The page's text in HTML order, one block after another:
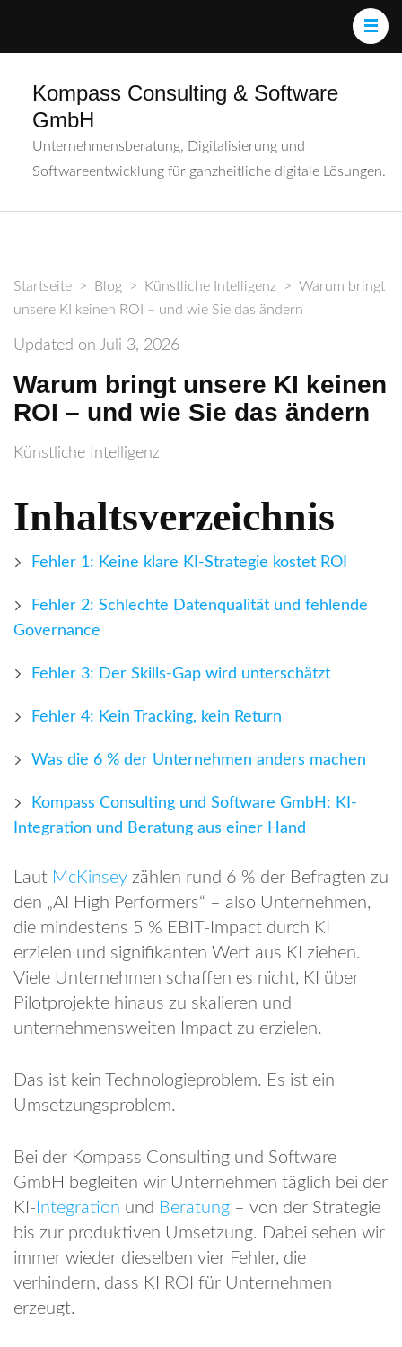
Kompass Consulting & Software
GmbH
Unternehmensberatung, Digitalisierung und
Softwareentwicklung für ganzheitliche digitale Lösungen.
Startseite > Blog > Künstliche Intelligenz > Warum bringt
unsere KI keinen ROI – und wie Sie das ändern
Updated on Juli 3, 2026
Warum bringt unsere KI keinen
ROI – und wie Sie das ändern
Künstliche Intelligenz
In­halts­ver­zeich­nis
Fehler 1: Keine klare KI-Strategie kostet ROI
Fehler 2: Schlechte Datenqualität und fehlende
Governance
Fehler 3: Der Skills-Gap wird unterschätzt
Fehler 4: Kein Tracking, kein Return
Was die 6 % der Unternehmen anders machen
Kompass Consulting und Software GmbH: KI-
Integration und Beratung aus einer Hand
Laut McKinsey zählen rund 6 % der Befragten zu
den „AI High Performers“ – also Unternehmen,
die mindestens 5 % EBIT-Impact durch KI
erzielen und signifikanten Wert aus KI ziehen.
Viele Unternehmen schaffen es nicht, KI über
Pilotprojekte hinaus zu skalieren und
unternehmensweiten Impact zu erzielen.
Das ist kein Technologieproblem. Es ist ein
Umsetzungsproblem.
Bei der Kompass Consulting und Software
GmbH begleiten wir Unternehmen täglich bei der
KI- Integration und Beratung – von der Strategie
bis zur produktiven Umsetzung. Dabei sehen wir
immer wieder dieselben vier Fehler, die
verhindern, dass KI ROI für Unternehmen
erzeugt.